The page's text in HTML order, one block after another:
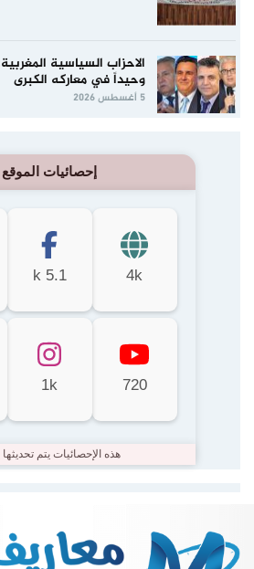
الاحزاب السياسية
وحيداً في معاركه الكبرى
5 أغسطس 2026
إحصائيات الموقع
4k
5.1 k
720
1k
هذه الإحصائيات يتم تحديثها